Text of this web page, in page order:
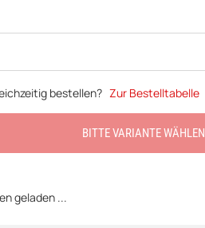
bestellen? Zur Bestelltabelle
BITTE VARIANTE WÄHLEN
geladen ...